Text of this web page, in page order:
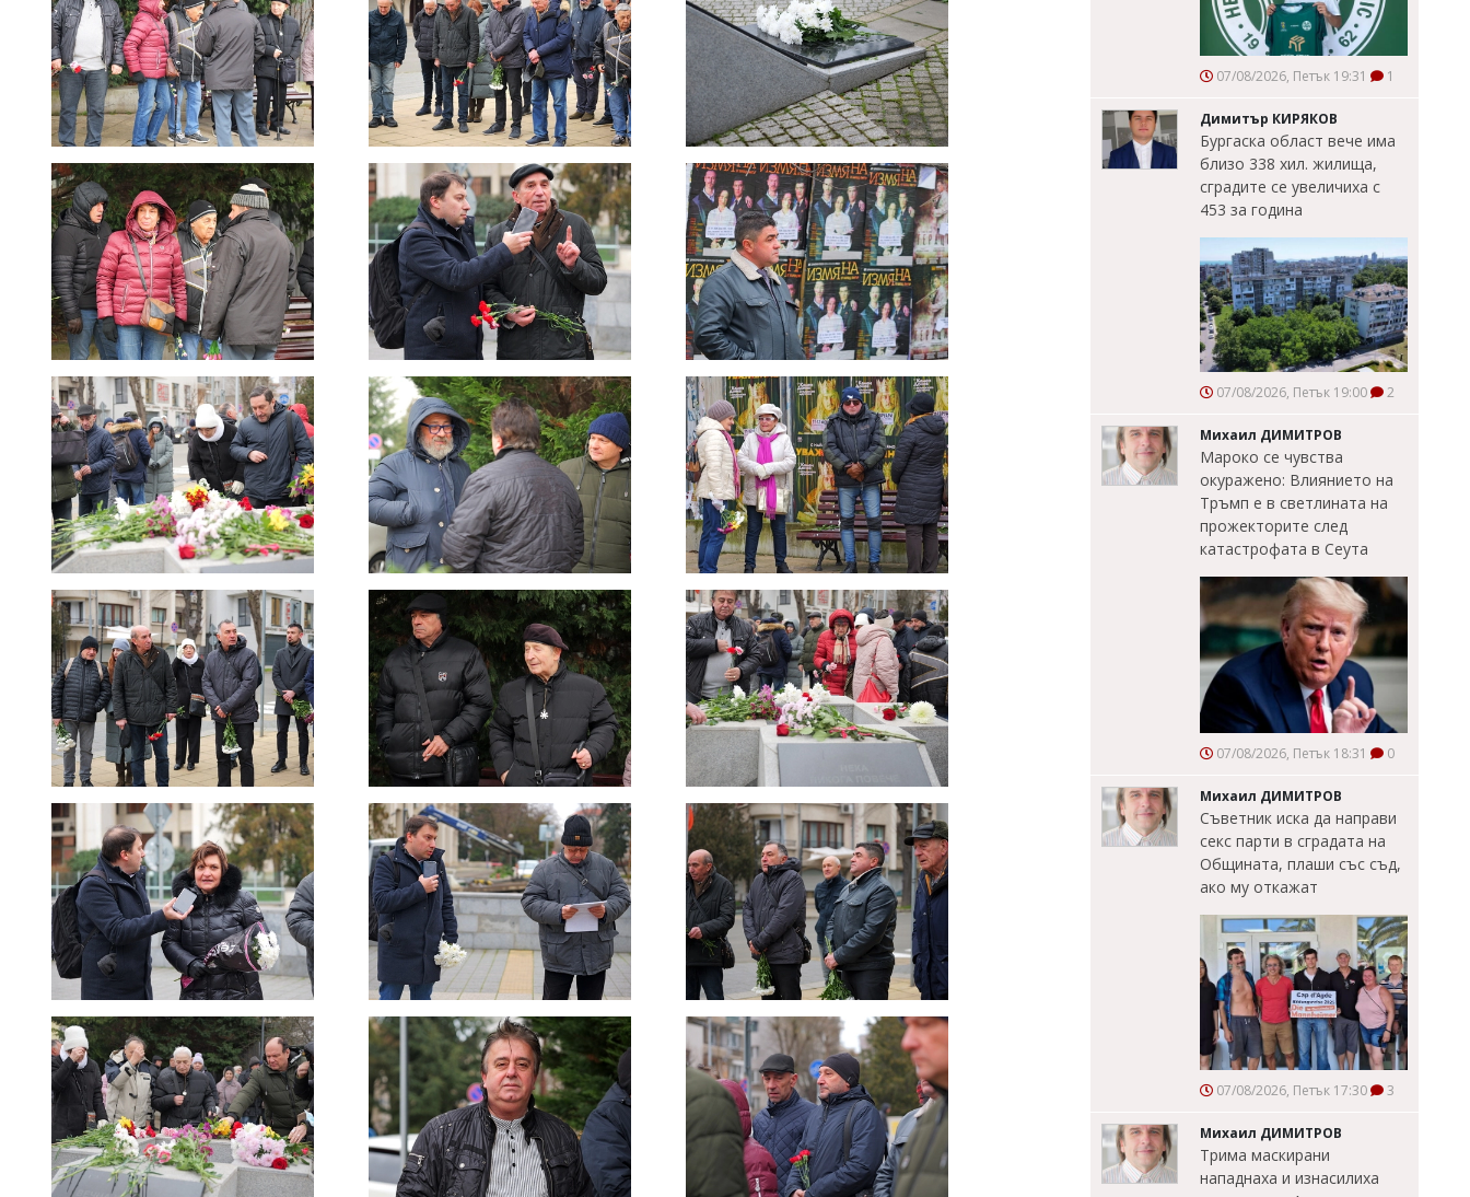
07/08/2026, Петък 19:31 1
Димитър КИРЯКОВ
Бургаска област вече има
близо 338 хил. жилища,
сградите се увеличиха с
453 за година
07/08/2026, Петък 19:00 2
Михаил ДИМИТРОВ
Мароко се чувства
окуражено: Влиянието на
Тръмп е в светлината на
прожекторите след
катастрофата в Сеута
07/08/2026, Петък 18:31 0
Михаил ДИМИТРОВ
Съветник иска да направи
секс парти в сградата на
Общината, плаши със съд,
ако му откажат
07/08/2026, Петък 17:30 3
Михаил ДИМИТРОВ
Трима маскирани
нападнаха и изнасилиха